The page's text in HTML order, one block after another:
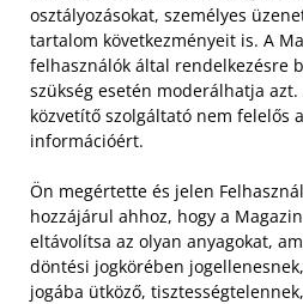
osztályozásokat, személyes
tartalom következményeit is. A
felhasználók által rendelkezésre
szükség esetén moderálhatja
közvetítő szolgáltató nem felelős
információért.
Ön megértette és jelen
hozzájárul ahhoz, hogy a
eltávolítsa az olyan anyagokat,
döntési jogkörében
jogába ütköző,